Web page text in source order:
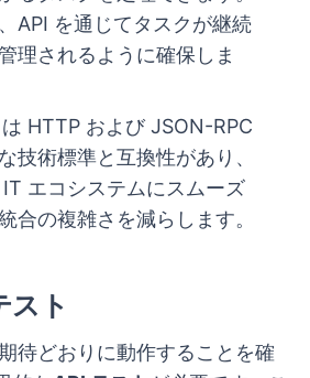
API を通じてタスクが継続
理されるように確保しま
HTTP および JSON-RPC
技術標準と互換性があり、
エコシステムにスムーズ
合の複雑さを減らします。
スト
待どおりに動作することを確